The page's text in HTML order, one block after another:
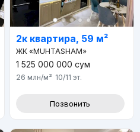
2к квартира, 59 м²
ЖК «MUHTASHAM»
1 525 000 000 сум
26 млн/м² 10/11 эт.
Позвонить